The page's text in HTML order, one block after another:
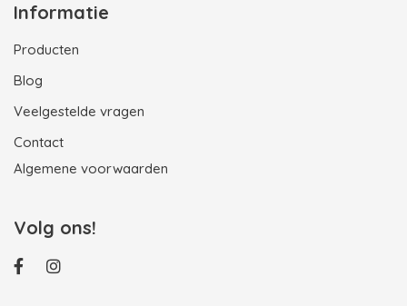
Informatie
Producten
Blog
Veelgestelde vragen
Contact
Algemene voorwaarden
Volg ons!